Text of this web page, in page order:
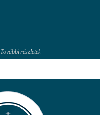
További részletek